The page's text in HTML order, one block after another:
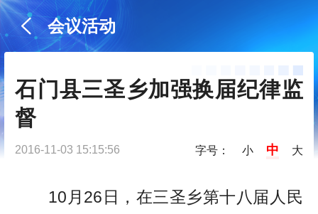
会议活动
石门县三圣乡加强换届纪律监
督
2016-11-03 15:15:56 字号： 小 中 大
10月26日，在三圣乡第十八届人民